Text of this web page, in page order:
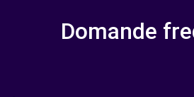
Domande